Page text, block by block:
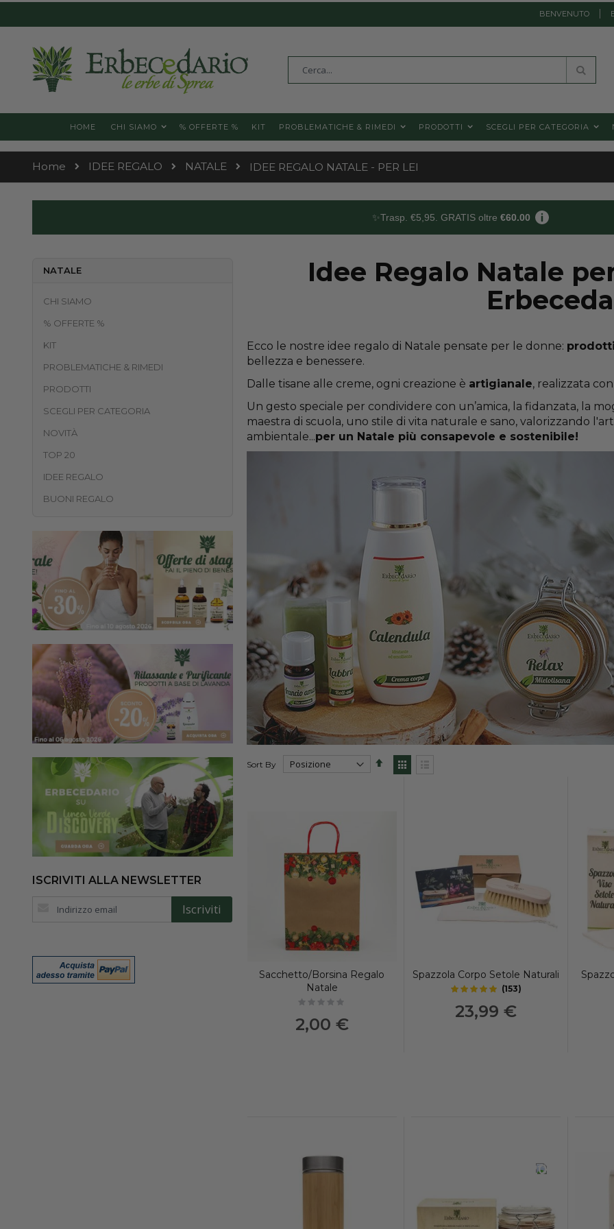
to
BENVENUTO
HOME CHI SIAMO % OFFERTE % KIT PROBLEMATICHE & RIMEDI PRODOTTI SCEGLI PER CATEGORIA
Home IDEE REGALO NATALE IDEE REGALO NATALE - PER LEI
✨Trasp. €5,95. GRATIS oltre €60.00
Idee Regalo Natale
Ecco le nostre idee regalo di Natale pensate per le donne:
bellezza e benessere.
Dalle tisane alle creme, ogni creazione è artigianale, realizzata
Un gesto speciale per condividere con un’amica, la fidanzata, la
maestra di scuola, uno stile di vita naturale e sano, valorizzando
ambientale...per un Natale più consapevole e sostenibile!
Sort By
Descending
Sacchetto/Borsina Regalo
Natale
2,00 €
Spazzola Corpo Setole Naturali
(153)
23,99 €
-20%
NATALE
CHI SIAMO
% OFFERTE %
KIT
PROBLEMATICHE & RIMEDI
PRODOTTI
SCEGLI PER CATEGORIA
NOVITÀ
TOP 20
IDEE REGALO
BUONI REGALO
ISCRIVITI ALLA NEWSLETTER
Iscriviti